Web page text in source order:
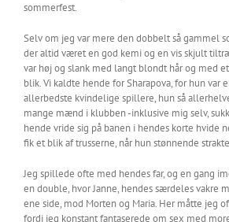
sommerfest.
Selv om jeg var mere den dobbelt så gammel
der altid været en god kemi og en vis skjult
var høj og slank med langt blondt hår og med
blik. Vi kaldte hende for Sharapova, for hun var
allerbedste kvindelige spillere, hun så
mange mænd i klubben -inklusive mig selv,
hende vride sig på banen i hendes korte hvide
fik et blik af trusserne, når hun stønnende
Jeg spillede ofte med hendes far, og en gang
en double, hvor Janne, hendes særdeles vakre
ene side, mod Morten og Maria. Her måtte jeg
fordi jeg konstant fantaserede om sex med